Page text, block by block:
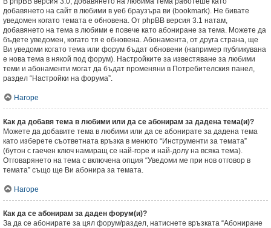
добавянето на сайт в любими в уеб браузъра ви (bookmark). Не бивате
уведомен когато темата е обновена. От phpBB версия 3.1 натам,
добавянето на тема в любими е повече като абониране за тема. Можете да
бъдете уведомен, когато тя е обновена. Абонамента, от друга страна, ще
Ви уведоми когато тема или форум бъдат обновени (например публикувана
е нова тема в някой под форум). Настройките за известяване за любими
теми и абонаменти могат да бъдат променяни в Потребителския панел,
раздел “Настройки на форума”.
Нагоре
Как да добавя тема в любими или да се абонирам за дадена тема(и)?
Можете да добавите тема в любими или да се абонирате за дадена тема
като изберете съответната връзка в менюто “Инструменти за темата”
(бутон с гаечен ключ намиращ се най-горе и най-долу на всяка тема).
Отговарянето на тема с включена опция “Уведоми ме при нов отговор в
темата” също ще Ви абонира за темата.
Нагоре
Как да се абонирам за даден форум(и)?
За да се абонирате за цял форум/раздел, натиснете връзката “Абониране